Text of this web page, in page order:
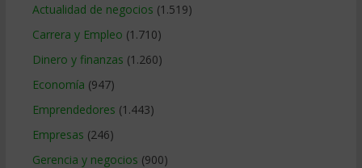
Actualidad de negocios (1.519)
Carrera y Empleo (1.710)
Dinero y finanzas (1.260)
Economía (947)
Emprendedores (1.443)
Empresas (246)
Gerencia y negocios (900)